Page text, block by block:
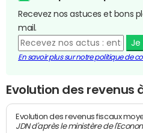
Recevez nos astuces et bons
mail.
Je
En savoir plus sur notre politique de
Evolution des revenus
Evolution des revenus fiscaux
JDN d'après le ministère de